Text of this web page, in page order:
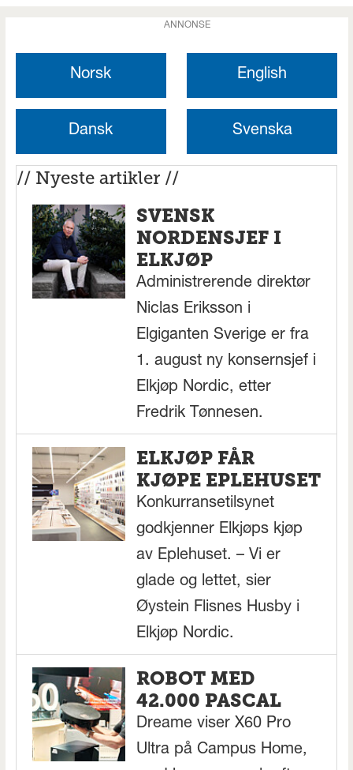
ANNONSE
Norsk English
Dansk Svenska
// Nyeste artikler //
SVENSK
NORDENSJEF I
ELKJØP
Administrerende direktør
Niclas Eriksson i
Elgiganten Sverige er fra
1. august ny konsernsjef i
Elkjøp Nordic, etter
Fredrik Tønnesen.
ELKJØP FÅR
KJØPE EPLEHUSET
Konkurransetilsynet
godkjenner Elkjøps kjøp
av Eplehuset. – Vi er
glade og lettet, sier
Øystein Flisnes Husby i
Elkjøp Nordic.
ROBOT MED
42.000 PASCAL
Dreame viser X60 Pro
Ultra på Campus Home,